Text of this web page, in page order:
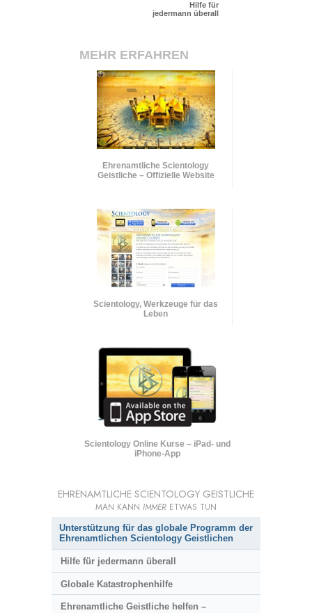
Hilfe für
jedermann überall
MEHR ERFAHREN
Ehrenamtliche Scientology
Geistliche – Offizielle Website
Scientology, Werkzeuge für das
Leben
Scientology Online Kurse – iPad- und
iPhone-App
EHRENAMTLICHE SCIENTOLOGY GEISTLICHE
MAN KANN IMMER ETWAS TUN
Unterstützung für das globale Programm der
Ehrenamtlichen Scientology Geistlichen
Hilfe für jedermann überall
Globale Katastrophenhilfe
Ehrenamtliche Geistliche helfen –